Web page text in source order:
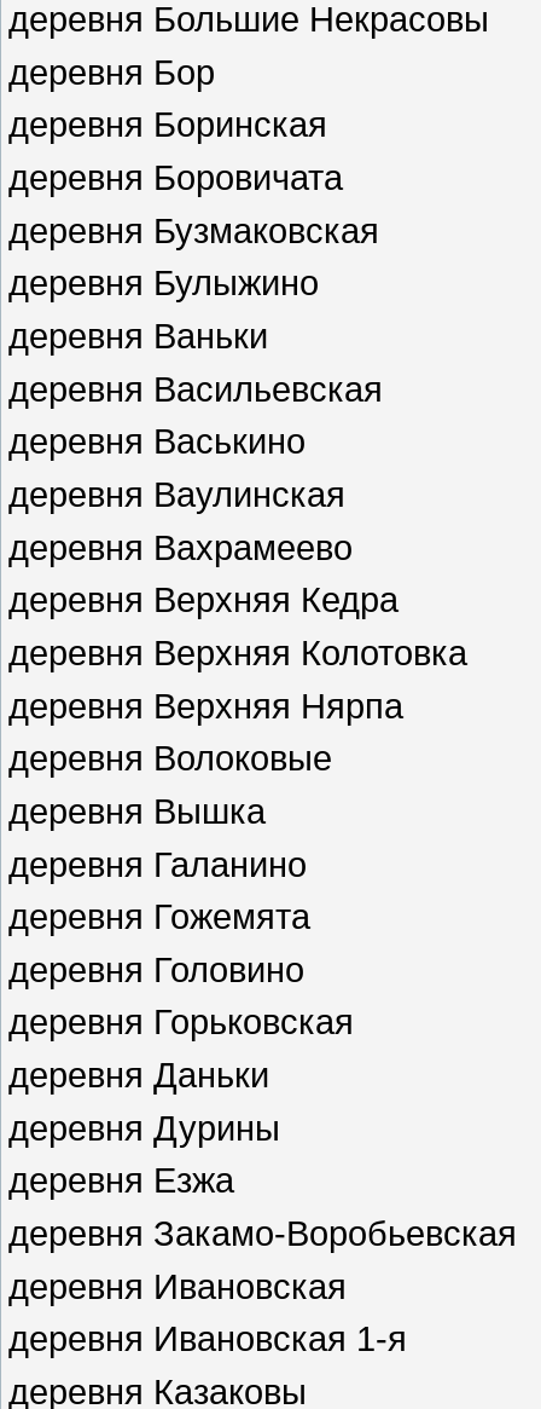
деревня Большие Некрасовы
деревня Бор
деревня Боринская
деревня Боровичата
деревня Бузмаковская
деревня Булыжино
деревня Ваньки
деревня Васильевская
деревня Васькино
деревня Ваулинская
деревня Вахрамеево
деревня Верхняя Кедра
деревня Верхняя Колотовка
деревня Верхняя Нярпа
деревня Волоковые
деревня Вышка
деревня Галанино
деревня Гожемята
деревня Головино
деревня Горьковская
деревня Даньки
деревня Дурины
деревня Езжа
деревня Закамо-Воробьевская
деревня Ивановская
деревня Ивановская 1-я
деревня Казаковы